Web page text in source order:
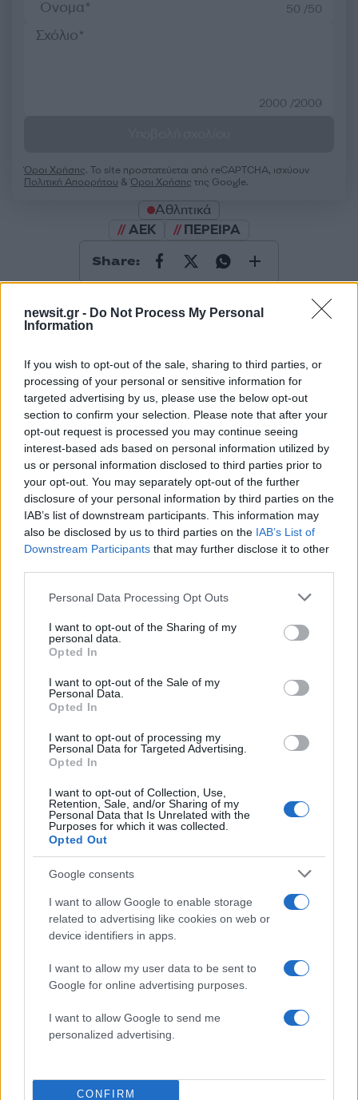
newsit.gr - Do Not Process My Personal
Information
If you wish to opt-out of the sale, sharing to third parties, or
processing of your personal or sensitive information for
targeted advertising by us, please use the below opt-out
section to confirm your selection. Please note that after your
opt-out request is processed you may continue seeing
interest-based ads based on personal information utilized by
us or personal information disclosed to third parties prior to
your opt-out. You may separately opt-out of the further
disclosure of your personal information by third parties on the
IAB’s list of downstream participants. This information may
also be disclosed by us to third parties on the IAB’s List of
Downstream Participants that may further disclose it to other
Please note that this website/app uses one or more Google
not limited to your visit or usage behaviour. You may click to
grant or deny consent to Google and its third-party tags to
use your data for below specified purposes in below Google
consent section.
Personal Data Processing Opt Outs
I want to opt-out of the Sharing of my
personal data.
Opted In
I want to opt-out of the Sale of my
Personal Data.
Opted In
I want to opt-out of processing my
Personal Data for Targeted Advertising.
Opted In
I want to opt-out of Collection, Use,
Retention, Sale, and/or Sharing of my
Personal Data that Is Unrelated with the
Purposes for which it was collected.
Opted Out
Google consents
I want to allow Google to enable storage
related to advertising like cookies on web or
device identifiers in apps.
I want to allow my user data to be sent to
Google for online advertising purposes.
I want to allow Google to send me
personalized advertising.
CONFIRM
50 /50
2000 /2000
Όροι Χρήσης. Το site προστατεύεται από reCAPTCHA, ισχύουν
Πολιτική Απορρήτου &Όροι Χρήσης της Google.
Αθλητικά
ΑΕΚ
ΠΕΡΕΙΡΑ
Share:
ενημερωθείτε πρώτοι για όλη την ειδησεογραφία και τα
τελευταία νέα
Πιο δημοφιλή
1 Τουρισμός για Όλους 2026: Σήμερα ανοίγει
η πλατφόρμα – Ποια ΑΦΜ προηγούνται
στις αιτήσεις
2Κυψέλη: Ο περίεργος ηλικιωμένος και το
ταξίδι στην Αράχωβα – Όσα ισχυρίστηκε ο
26χρονος για τον θάνατο της Βρετανίδας
3Η φωτιά στη Δυτική Αττική, από την
timelapse βίντεο
Νέο κύμα ζέστης από το Σαββατοκύριακο
με 40άρια - Πολύ υψηλός κίνδυνος
πυρκαγιάς σε Αττική, Εύβοια, Λέσβο και
Μύκονος: Βίντεο με τους αστυνομικούς να
εντοπίζουν την τσάντα Hermès και το
Ουκρανό τουρίστα
Πιο σχολιασμένα
Μητσοτάκης στην υπογραφή συμφωνίας
για την ηλεκτρική διασύνδεση Ελλάδας –
Κύπρου: «Ισχυρή ψήφος εμπιστοσύνης» η
είσοδος της Meridiam στην GSI
Βαρβιτσιώτη: «Ήταν φτιαγμένος από
εκείνο το σπάνιο μέταλλο μιας άλλης
εποχής», είπε ο Κυριάκος Μητσοτάκης
Νέες απώλειες για την Καρυστιανού:
Παραιτήθηκαν Μουτσάτσου, Ιωαννίδου
αυταπάτη»
Αυγερινός, Μουτσάτσου και ακόμη 20
«συγκεντρωτικό μοντέλο»